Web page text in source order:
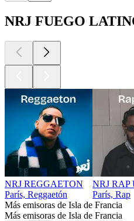
NRJ FUEGO
NRJ REGGAETON
París, Reggaetón
NRJ RAP
París, Rap
Más emisoras de Isla de Francia
Más emisoras de Isla de Francia